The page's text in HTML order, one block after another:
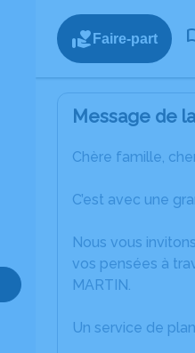
Faire-part
Message de
Chère famille,
C’est avec une
Nous vous
vos pensées à
MARTIN.
Un service de